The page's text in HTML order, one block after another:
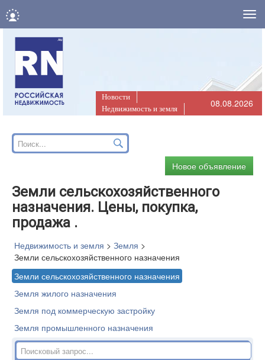
Новости
Недвижимость и земля
08.08.2026
Новое объявление
Земли сельскохозяйственного
назначения. Цены, покупка,
продажа .
Недвижимость и земля > Земля >
Земли сельскохозяйственного назначения
Земли сельскохозяйственного назначения
Земля жилого назначения
Земля под коммерческую застройку
Земля промышленного назначения